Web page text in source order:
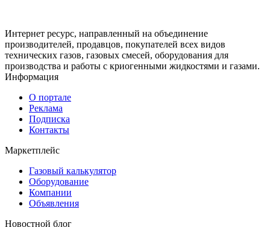
Интернет ресурс, направленный на объединение
производителей, продавцов, покупателей всех видов
технических газов, газовых смесей, оборудования для
производства и работы с криогенными жидкостями и газами.
Информация
О портале
Реклама
Подписка
Контакты
Маркетплейс
Газовый калькулятор
Оборудование
Компании
Объявления
Новостной блог